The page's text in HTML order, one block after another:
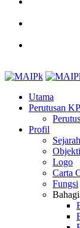
Utama
Perutusan
Profil
Logo
Carta
Fungsi